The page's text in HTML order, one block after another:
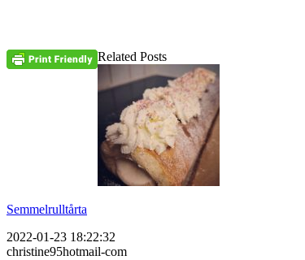
Related Posts
Semmelrulltårta
2022-01-23 18:22:32
christine95hotmail-com